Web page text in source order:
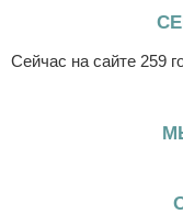
Сейчас на сайте 259